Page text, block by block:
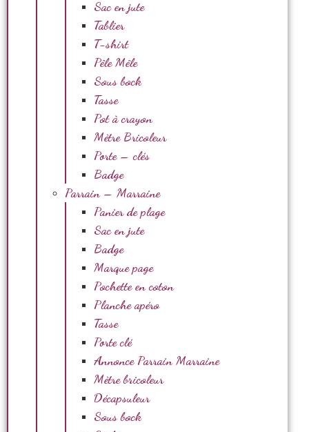
Sac en jute
Tablier
T-shirt
Pêle Mêle
Sous bock
Tasse
Pot à crayon
Mètre Bricoleur
Porte – clés
Badge
Parrain – Marraine
Panier de plage
Sac en jute
Badge
Marque page
Pochette en coton
Planche apéro
Tasse
Porte clé
Annonce Parrain Marraine
Mètre bricoleur
Décapsuleur
Sous bock